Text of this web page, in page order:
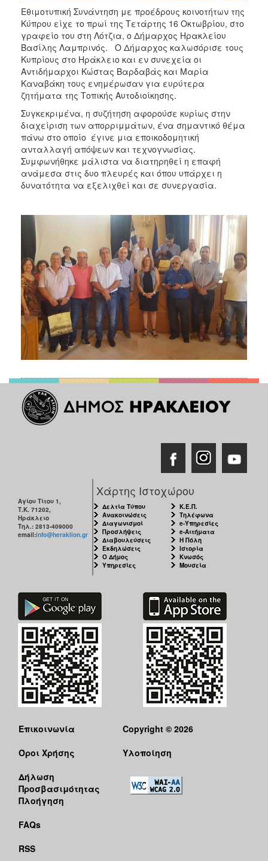
ΕΠΙΣΚΕΠΤΗΣ
ΗΡΑΚΛΕΙΟ
Εθιμοτυπική Συνάντηση με προέδρους κοινοτήτων της
Κύπρου είχε το πρωί της Τετάρτης 16 Οκτωβρίου, στο
γραφείο του στη Λότζια, ο Δήμαρχος Ηρακλείου
Βασίλης Λαμπρινός. Ο Δήμαρχος καλωσόρισε τους
Κυπρίους στο Ηράκλειο και εν συνεχεία οι
Αντιδήμαρχοι Κώστας Βαρδαβάς και Μαρία
Καναβάκη τους ενημέρωσαν για ευρύτερα
ζητήματα της Τοπικής Αυτοδιοίκησης.
Συγκεκριμένα, η συζήτηση αφορούσε κυρίως στην
διαχείριση των απορριμμάτων, ένα σημαντικό θέμα
πάνω στο οποίο έγινε μια εποικοδομητική
ανταλλαγή απόψεων και τεχνογνωσίας.
Συμφωνήθηκε μάλιστα να διατηρηθεί η επαφή
ανάμεσα στις δυο πλευρές και όπου υπάρχει η
δυνατότητα να εξελιχθεί και σε συνεργασία.
Αγίου Τίτου 1,
Τ.Κ. 71202,
Ηράκλειο
Τηλ.: 2813-409000
email:info@heraklion.gr
Χάρτης Ιστοχώρου
Δελτία Τύπου
Ανακοινώσεις
Διαγωνισμοί
Προσλήψεις
Διαβουλεύσεις
Εκδηλώσεις
Ο Δήμος
Υπηρεσίες
Κ.Ε.Π.
Τηλέφωνα
e-Υπηρεσίες
e-Αιτήματα
Η Πόλη
Ιστορία
Κνωσός
Μουσεία
Επικοινωνία
Όροι Χρήσης
Δήλωση
Προσβασιμότητας
Πλοήγηση
FAQs
RSS
Copyright © 2026
Υλοποίηση